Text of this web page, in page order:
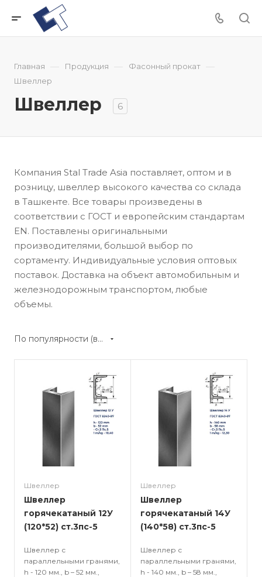
Главная — Продукция — Фасонный прокат —
Швеллер
Швеллер 6
Компания Stal Trade Asia поставляет, оптом и в
розницу, швеллер высокого качества со склада
в Ташкенте. Все товары произведены в
соответствии с ГОСТ и европейским стандартам
EN. Поставлены оригинальными
производителями, большой выбор по
сортаменту. Индивидуальные условия оптовых
поставок. Доставка на объект автомобильным и
железнодорожным транспортом, любые
объемы.
По популярности (возрастание)
Швеллер
Швеллер
горячекатаный 12У
(120*52) ст.3пс-5
Швеллер с
параллельными гранями,
h - 120 мм., b – 52 мм.,
Швеллер
Швеллер
горячекатаный 14У
(140*58) ст.3пс-5
Швеллер с
параллельными гранями,
h - 140 мм., b – 58 мм.,